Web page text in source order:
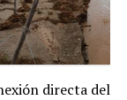
directa del